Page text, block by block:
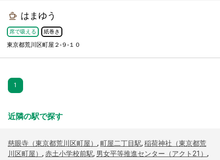
はまゆう
席で吸える 紙巻き
東京都荒川区町屋２-９-１０
1
近隣の駅で探す
慈眼寺（東京都荒川区町屋） , 町屋二丁目駅, 稲荷神社（東京都荒
川区町屋） , 赤土小学校前駅, 男女平等推進センター（アクト21） ,